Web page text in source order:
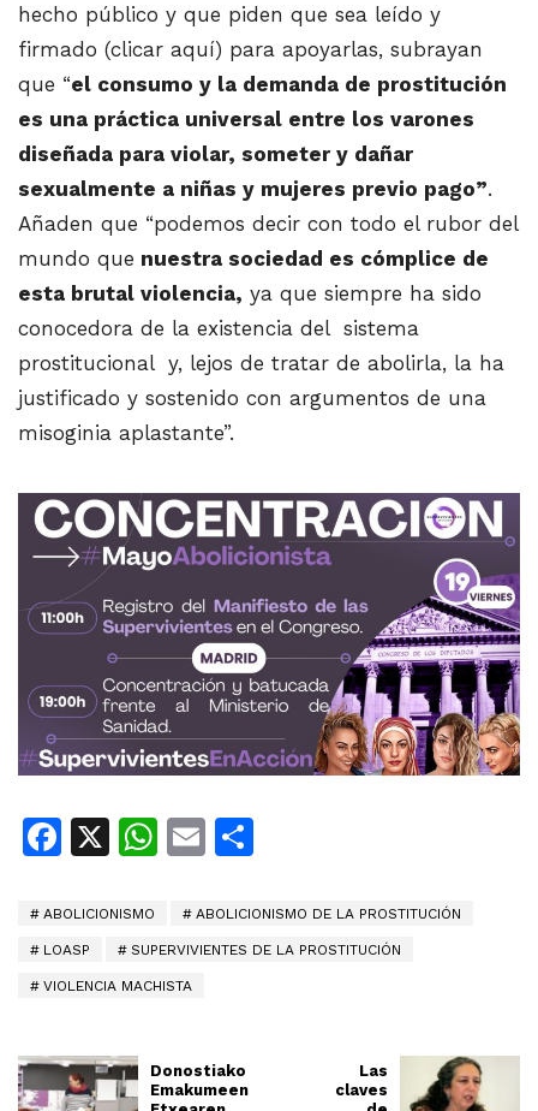
hecho público y que piden que sea leído y
firmado (clicar aquí) para apoyarlas, subrayan
que “el consumo y la demanda de prostitución
es una práctica universal entre los varones
diseñada para violar, someter y dañar
sexualmente a niñas y mujeres previo pago”.
Añaden que “podemos decir con todo el rubor del
mundo que nuestra sociedad es cómplice de
esta brutal violencia, ya que siempre ha sido
conocedora de la existencia del sistema
prostitucional y, lejos de tratar de abolirla, la ha
justificado y sostenido con argumentos de una
misoginia aplastante”.
Facebook
X WhatsApp
Email
ABOLICIONISMO ABOLICIONISMO DE LA PROSTITUCIÓN
LOASP SUPERVIVIENTES DE LA PROSTITUCIÓN
VIOLENCIA MACHISTA
Donostiako
Emakumeen
Las
claves